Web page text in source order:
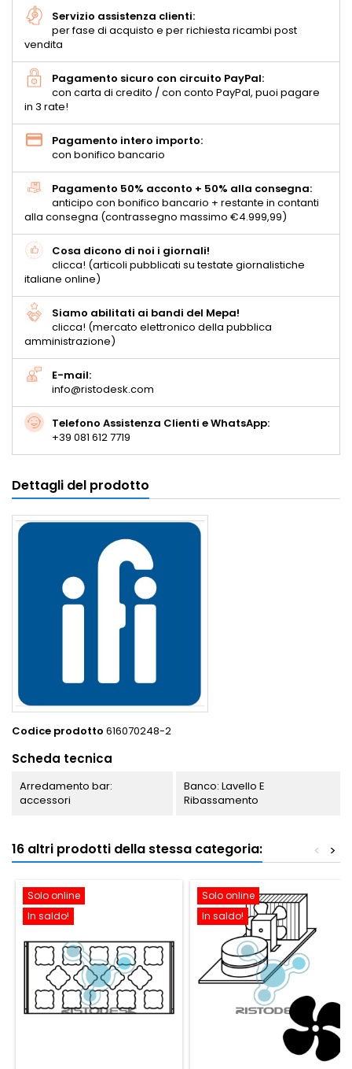
Servizio assistenza clienti:
per fase di acquisto e per richiesta ricambi post
vendita
Pagamento sicuro con circuito PayPal:
con carta di credito / con conto PayPal, puoi pagare
in 3 rate!
Pagamento intero importo:
con bonifico bancario
Pagamento 50% acconto + 50% alla consegna:
anticipo con bonifico bancario + restante in contanti
alla consegna (contrassegno massimo €4.999,99)
Cosa dicono di noi i giornali!
clicca! (articoli pubblicati su testate giornalistiche
italiane online)
Siamo abilitati ai bandi del Mepa!
clicca! (mercato elettronico della pubblica
amministrazione)
E-mail:
info@ristodesk.com
Telefono Assistenza Clienti e WhatsApp:
+39 081 612 7719
Dettagli del prodotto
Codice prodotto 616070248-2
Scheda tecnica
Arredamento bar:
accessori
Banco: Lavello E
Ribassamento
16 altri prodotti della stessa categoria: >
<
Solo online
In saldo!
Solo online
In saldo!